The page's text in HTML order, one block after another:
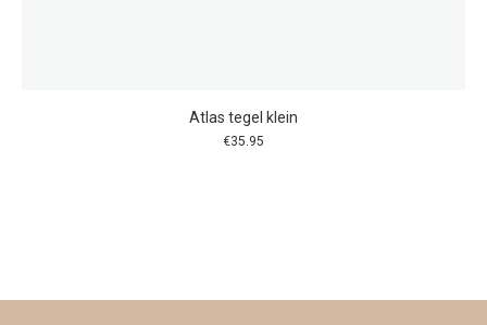
Atlas tegel klein
€35.95